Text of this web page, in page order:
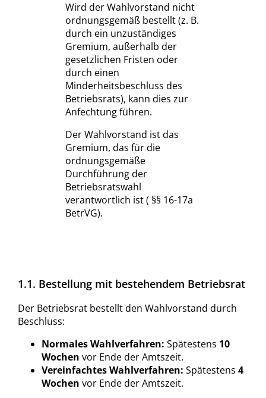
Wird der Wahlvorstand nicht
ordnungsgemäß bestellt (z. B.
durch ein unzuständiges
Gremium, außerhalb der
gesetzlichen Fristen oder
durch einen
Minderheitsbeschluss des
Betriebsrats), kann dies zur
Anfechtung führen.
Der Wahlvorstand ist das
Gremium, das für die
ordnungsgemäße
Durchführung der
Betriebsratswahl
verantwortlich ist ( §§ 16-17a
BetrVG).
1.1. Bestellung mit bestehendem Betriebsrat
Der Betriebsrat bestellt den Wahlvorstand durch
Beschluss:
Normales Wahlverfahren: Spätestens 10
Wochen vor Ende der Amtszeit.
Vereinfachtes Wahlverfahren: Spätestens 4
Wochen vor Ende der Amtszeit.